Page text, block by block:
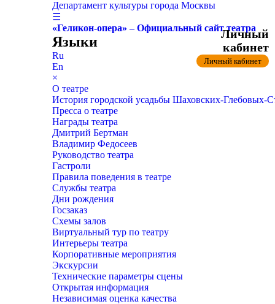
Департамент культуры города Москвы
☰
«Геликон-опера» – Официальный сайт театра
Языки
Ru
En
×
О театре
История городской усадьбы Шаховских-
Пресса о театре
Награды театра
Дмитрий Бертман
Владимир Федосеев
Руководство театра
Гастроли
Правила поведения в театре
Службы театра
Дни рождения
Госзаказ
Схемы залов
Виртуальный тур по театру
Интерьеры театра
Корпоративные мероприятия
Экскурсии
Технические параметры сцены
Открытая информация
Независимая оценка качества
Личный
кабинет
Личный кабинет